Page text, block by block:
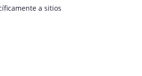
a sitios